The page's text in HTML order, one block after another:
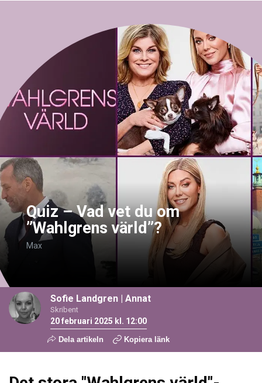
Quiz – Vad vet du om
”Wahlgrens värld”?
Max
Sofie Landgren | Annat
Skribent
20 februari 2025 kl. 12:00
Dela artikeln Kopiera länk